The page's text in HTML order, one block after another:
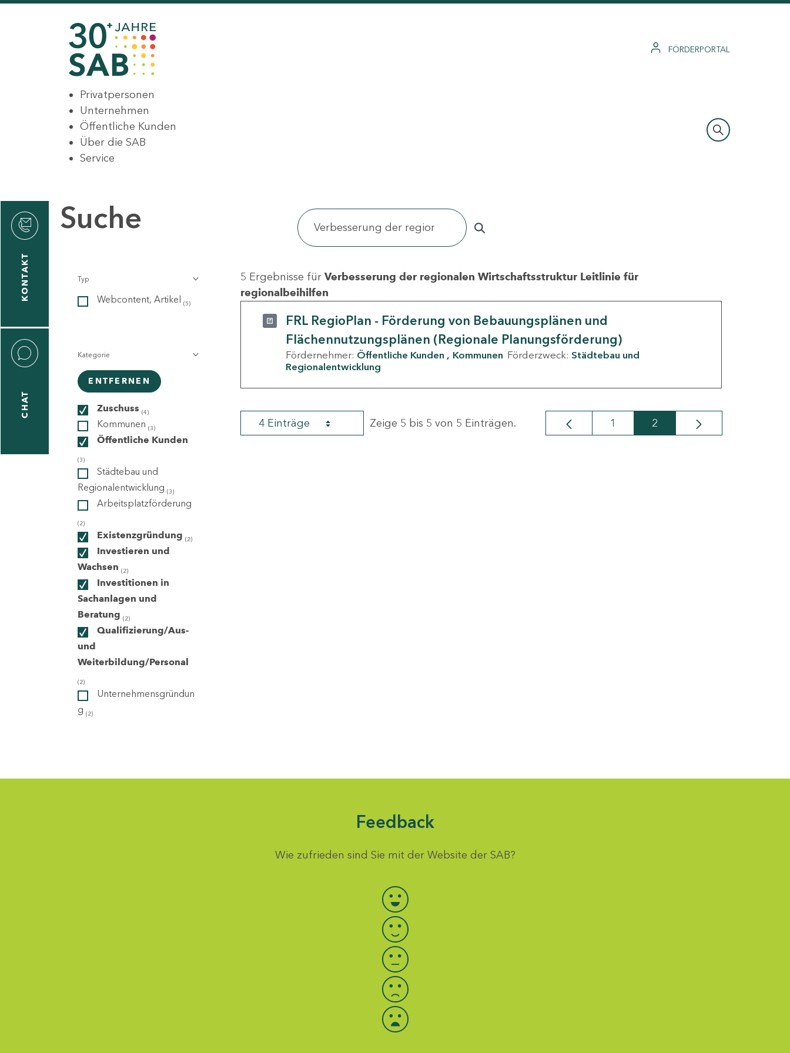
FÖRDERPORTAL
Privatpersonen
Unternehmen
Öffentliche Kunden
Über die SAB
Service
KONTAKT
CHAT
Suche
Typ
Webcontent, Artikel (5)
Kategorie
ENTFERNEN
Zuschuss (4)
Kommunen (3)
Öffentliche Kunden
(3)
Städtebau und
Regionalentwicklung (3)
Arbeitsplatzförderung
(2)
Existenzgründung (2)
Investieren und
Wachsen (2)
Investitionen in
Sachanlagen und
Beratung (2)
Qualifizierung/Aus-
und
Weiterbildung/Personal
(2)
Unternehmensgründun
g (2)
5 Ergebnisse für Verbesserung der regionalen Wirtschaftsstruktur Leitlinie für
regionalbeihilfen
FRL RegioPlan - Förderung von Bebauungsplänen und
Flächennutzungsplänen (Regionale Planungsförderung)
Fördernehmer: Öffentliche Kunden Kommunen Förderzweck: Städtebau und
Regionalentwicklung
4 Einträge Zeige 5 bis 5 von 5 Einträgen. Seite
1 Seite
2
Feedback
Wie zufrieden sind Sie mit der Website der SAB?
Bewertung auswählen